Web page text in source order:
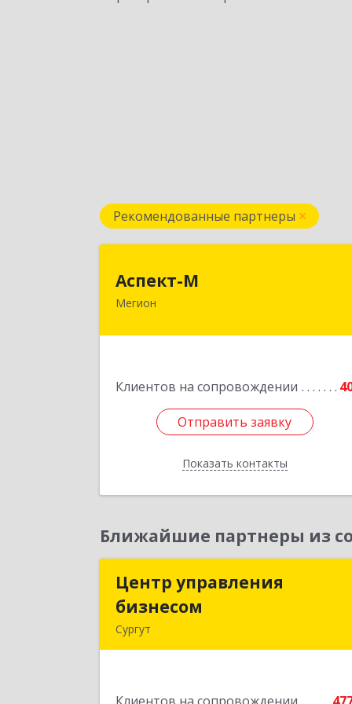
Рекомендованные партнеры
Аспект-М
Мегион
Клиентов на сопровождении
Отправить заявку
Показать контакты
Отправить заявку
Назад
Ближайшие партнеры из
Центр управления
бизнесом
Сургут
Центр управления